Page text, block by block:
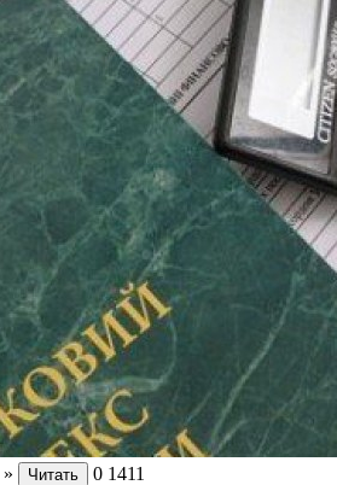
» Читать 0 1411